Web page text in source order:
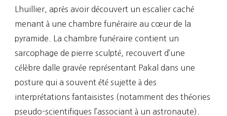
Lhuillier, après avoir découvert un escalier caché
menant à une chambre funéraire au cœur de la
pyramide. La chambre funéraire contient un
sarcophage de pierre sculpté, recouvert d’une
célèbre dalle gravée représentant Pakal dans une
posture qui a souvent été sujette à des
interprétations fantaisistes (notamment des théories
pseudo-scientifiques l’associant à un astronaute).